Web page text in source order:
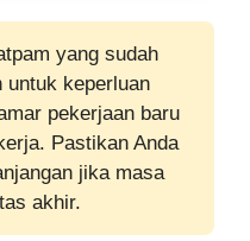
yang sudah
untuk keperluan
pekerjaan baru
Pastikan Anda
jika masa
akhir.